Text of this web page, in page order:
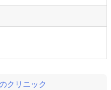
クリニック